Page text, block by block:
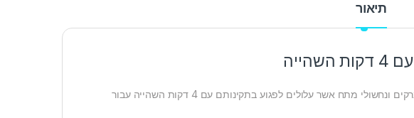
תיאור
המכשיר נועד להגן ולשמר מוצרי חשמל ואלקטרוניקה מפני ברקים ונחשולי מתח אשר עלולים לפגוע בתקינותם עם 4 דקות השהייה עבור